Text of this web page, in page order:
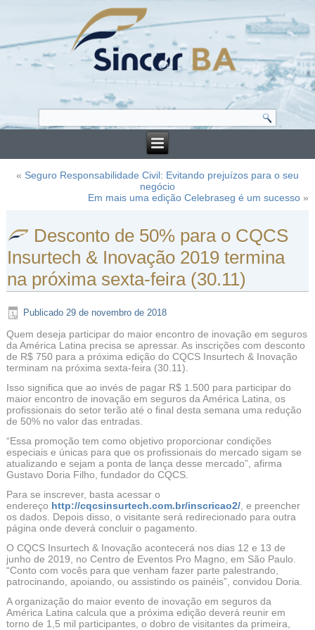
« Seguro Responsabilidade Civil: Evitando prejuízos para o seu
negócio
Em mais uma edição Celebraseg é um sucesso»
Desconto de 50% para o CQCS
Insurtech & Inovação 2019 termina
na próxima sexta-feira (30.11)
Publicado 29 de novembro de 2018
Quem deseja participar do maior encontro de inovação em seguros
da América Latina precisa se apressar. As inscrições com desconto
de R$ 750 para a próxima edição do CQCS Insurtech & Inovação
terminam na próxima sexta-feira (30.11).
Isso significa que ao invés de pagar R$ 1.500 para participar do
maior encontro de inovação em seguros da América Latina, os
profissionais do setor terão até o final desta semana uma redução
de 50% no valor das entradas.
“Essa promoção tem como objetivo proporcionar condições
especiais e únicas para que os profissionais do mercado sigam se
atualizando e sejam a ponta de lança desse mercado”, afirma
Gustavo Doria Filho, fundador do CQCS.
Para se inscrever, basta acessar o
endereço http://cqcsinsurtech.com.br/inscricao2/, e preencher
os dados. Depois disso, o visitante será redirecionado para outra
página onde deverá concluir o pagamento.
O CQCS Insurtech & Inovação acontecerá nos dias 12 e 13 de
junho de 2019, no Centro de Eventos Pro Magno, em São Paulo.
“Conto com vocês para que venham fazer parte palestrando,
patrocinando, apoiando, ou assistindo os painéis”, convidou Doria.
A organização do maior evento de inovação em seguros da
América Latina calcula que a próxima edição deverá reunir em
torno de 1,5 mil participantes, o dobro de visitantes da primeira,